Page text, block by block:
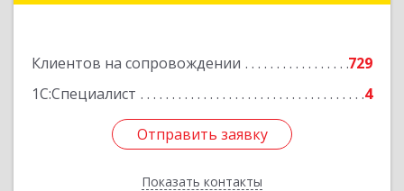
Клиентов на сопровождении
729
1С:Специалист
4
Отправить заявку
Показать контакты
Отправить заявку
Назад